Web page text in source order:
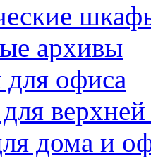
архивы
для офиса
дома и